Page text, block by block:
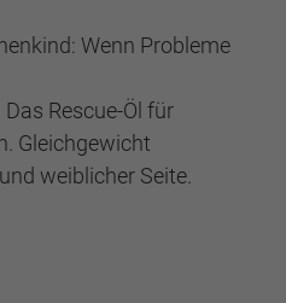
Wenn Probleme
Rescue-Öl für
Gleichgewicht
weiblicher Seite.